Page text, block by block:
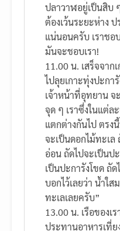
ปลาวาฬอยู่เป็นสิบ
ต้องเว้นระยะห่าง
แน่นอนครับ เราชอ
มันจะชอบเรา!
11.00 น. เสร็จจาก
ไปลุยเกาะทุ่งปะกา
เจ้าหน้าที่อุทยาน จ
จุด ๆ เราซึ่งในแต่
แตกต่างกันไป ตรง
จะเป็นดอกไม้ทะเล
อ่อน ถัดไปจะเป็นป
เป็นปะการังโขด ถั
บอกไว้เลยว่า น้ำใ
ทะเลเลยครับ”
13.00 น. เรือของเ
ประทานอาหารเที่